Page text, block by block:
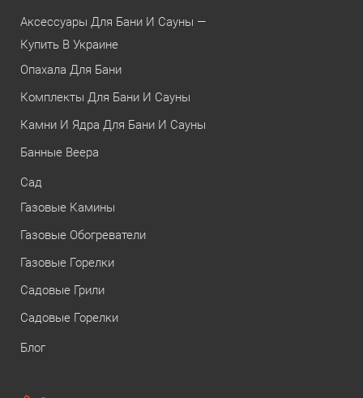
Аксессуары Для Бани И Сауны —
Купить В Украине
Опахала Для Бани
Комплекты Для Бани И Сауны
Камни И Ядра Для Бани И Сауны
Банные Веера
Сад
Газовые Камины
Газовые Обогреватели
Газовые Горелки
Садовые Грили
Садовые Горелки
Блог